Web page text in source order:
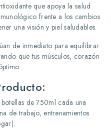
que apoya la salud
frente a los cambios
una visión y piel saludables.
de inmediato para equilibrar
que tus músculos, corazón
de 750ml cada una
de trabajo, entrenamientos